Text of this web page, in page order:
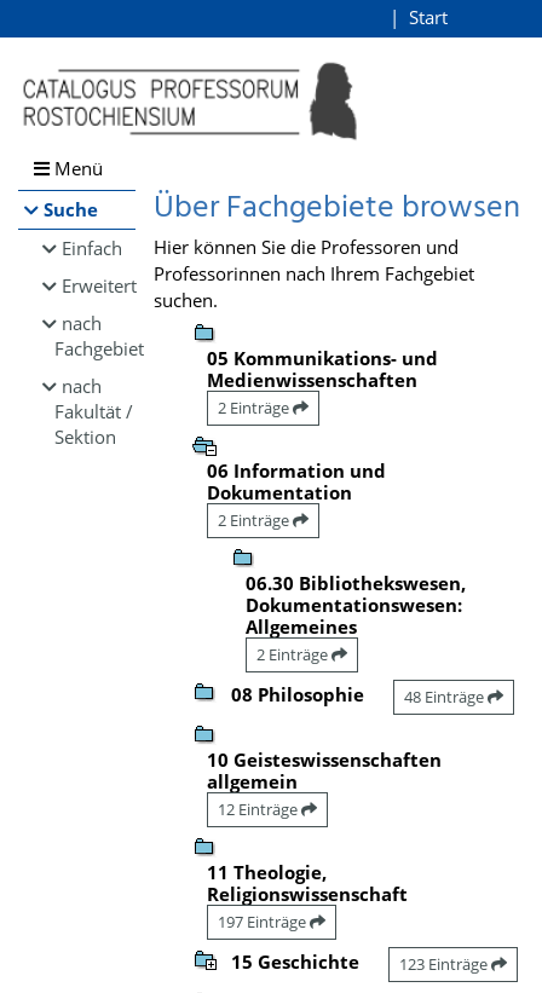
Browsen
direkt zum Inhalt
Start
Menü
Suche
Einfach
Erweitert
nach
Fachgebiet
nach
Fakultät /
Sektion
Über Fachgebiete browsen
Hier können Sie die Professoren und
Professorinnen nach Ihrem Fachgebiet
suchen.
05 Kommunikations- und
Medienwissenschaften
2 Einträge
06 Information und
Dokumentation
2 Einträge
06.30 Bibliothekswesen,
Dokumentationswesen:
Allgemeines
2 Einträge
08 Philosophie 48 Einträge
10 Geisteswissenschaften
allgemein
12 Einträge
11 Theologie,
Religionswissenschaft
197 Einträge
15 Geschichte 123 Einträge